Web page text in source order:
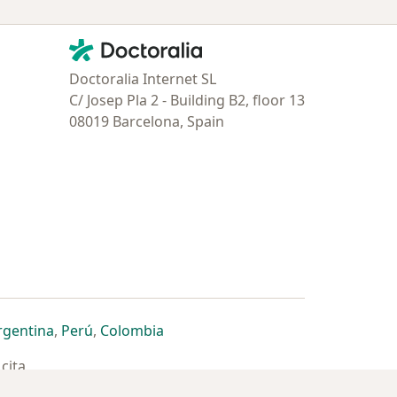
Contacto
Doctoralia - Página de inicio
Doctoralia Internet SL
C/ Josep Pla 2 - Building B2, floor 13
08019 Barcelona, Spain
pestaña
una nueva pestaña
en una nueva pestaña
se abre en una nueva pestaña
, Perúse abre en una nueva pestaña
, Colombiase abre en una nueva pestaña